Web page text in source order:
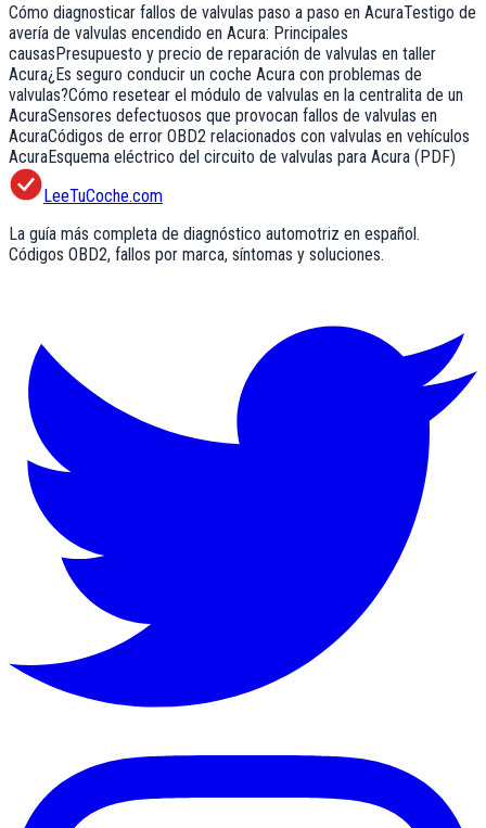
Cómo diagnosticar fallos de valvulas paso a paso en AcuraTestigo de
avería de valvulas encendido en Acura: Principales
causasPresupuesto y precio de reparación de valvulas en taller
Acura¿Es seguro conducir un coche Acura con problemas de
valvulas?Cómo resetear el módulo de valvulas en la centralita de un
AcuraSensores defectuosos que provocan fallos de valvulas en
AcuraCódigos de error OBD2 relacionados con valvulas en vehículos
AcuraEsquema eléctrico del circuito de valvulas para Acura (PDF)
LeeTuCoche.com
La guía más completa de diagnóstico automotriz en español.
Códigos OBD2, fallos por marca, síntomas y soluciones.